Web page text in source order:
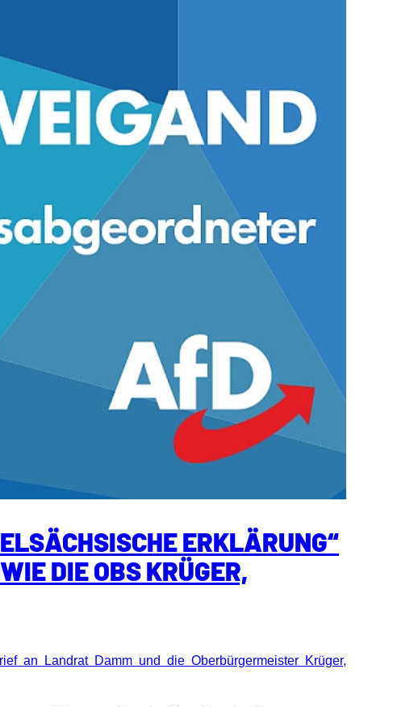
ERKLÄRUNG“
DIE OBS KRÜGER,
an Landrat Damm und die Oberbürgermeister Krüger,